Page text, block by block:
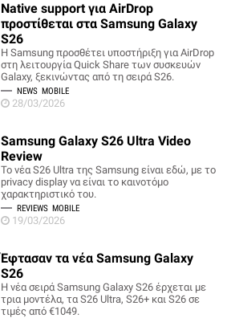
Native support για AirDrop
προστίθεται στα Samsung Galaxy
S26
Η Samsung προσθέτει υποστήριξη για AirDrop
στη λειτουργία Quick Share των συσκευών
Galaxy, ξεκινώντας από τη σειρά S26.
NEWS MOBILE
28/03/2026
Samsung Galaxy S26 Ultra Video
Review
Το νέα S26 Ultra της Samsung είναι εδώ, με το
privacy display να είναι το καινοτόμο
χαρακτηριστικό του.
REVIEWS MOBILE
19/03/2026
Έφτασαν τα νέα Samsung Galaxy
S26
Η νέα σειρά Samsung Galaxy S26 έρχεται με
τρια μοντέλα, τα S26 Ultra, S26+ και S26 σε
τιμές από €1049.